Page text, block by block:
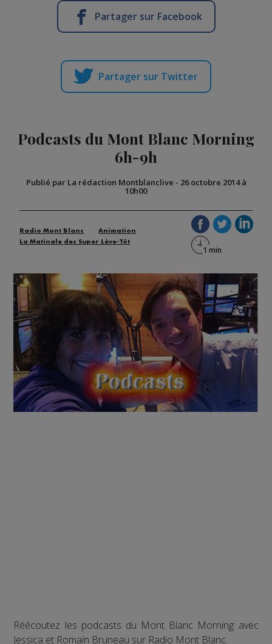
Partager sur Facebook
Partager sur Twitter
Podcasts du Mont Blanc Morning
6h-9h
Publié par La rédaction Montblanclive - 26 octobre 2014 à
10h00
Radio Mont Blanc
Animation
La Matinale des Super Lève-Tôt
Réécoutez les podcasts du Mont Blanc Morning avec
Jessica et Romain Bruneau sur Radio Mont Blanc.